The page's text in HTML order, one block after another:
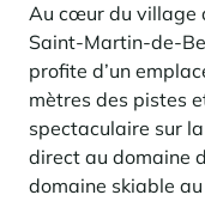
Votre séjour au coeur
Notre sélection pour
des services
En savoir plus
L’été, nouvelle saison
Au cœur du village
profite d’un
mètres des pistes
spectaculaire sur
direct au domaine
domaine skiable